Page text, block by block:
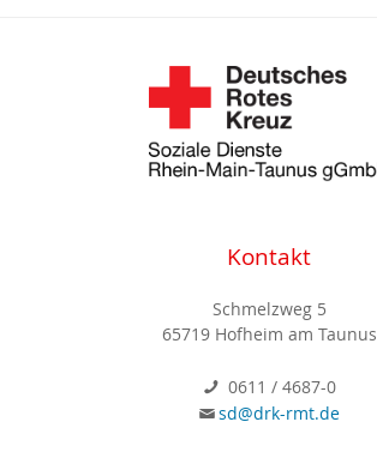
Kontakt
Schmelzweg 5
65719 Hofheim am Taunus
0611 / 4687-0
sd@drk-rmt.de